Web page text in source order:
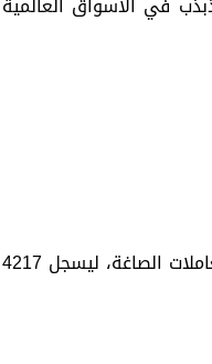
استمر سعر الذهب عيار 24 اليوم الخميس 5 ديسمبر 2024 في ثباته، بمستهل تعاملات الصاغة، ليسجل 4217